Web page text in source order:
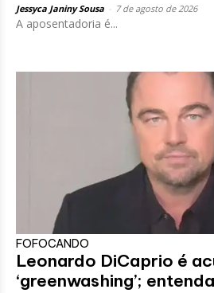
Jessyca Janiny Sousa 7 de agosto de 2026
A aposentadoria é...
FOFOCANDO
Leonardo DiCaprio é
‘greenwashing’;